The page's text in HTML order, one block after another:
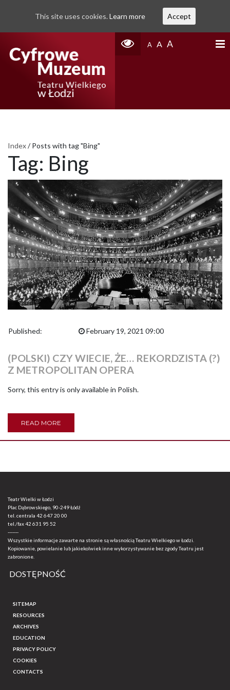
A A A
Index/ Posts with tag "Bing"
Tag: Bing
Published: February 19, 2021 09:00
(POLSKI) CZY WIECIE, ŻE… REKORDZISTA (?)
Z METROPOLITAN OPERA
Sorry, this entry is only available in Polish.
READ MORE
Teatr Wielki w Łodzi
Plac Dąbrowskiego, 90-249 Łódź
tel. centrala 42 647 20 00
tel./fax42 631 95 52
-------
Wszystkie informacje zawarte na stronie są własnością Teatru Wielkiego w Łodzi.
Kopiowanie, powielanie lub jakiekolwiek inne wykorzystywanie bez zgody Teatru jest
zabronione.
DOSTĘPNOŚĆ
SITEMAP
RESOURCES
ARCHIVES
EDUCATION
PRIVACY POLICY
COOKIES
CONTACTS
This site uses cookies. Learn more Accept